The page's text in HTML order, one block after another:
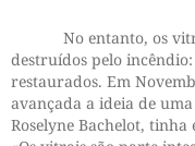
No entanto, os
destruídos pelo
restaurados. Em
avançada a ideia de
Roselyne Bachelot,